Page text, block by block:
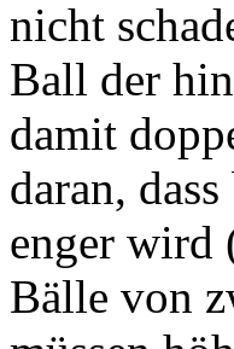
nicht
Ball der
damit
daran,
enger wird
Bälle von